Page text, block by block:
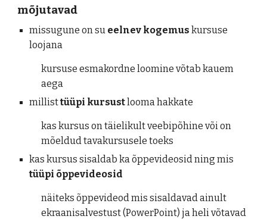
mõjutavad
missugune on su eelnev kogemus kursuse
loojana
kursuse esmakordne loomine võtab kauem
aega
millist tüüpi kursust looma hakkate
kas kursus on täielikult veebipõhine või on
mõeldud tavakursusele toeks
tüüpi õppevideosid
näiteks õppevideod mis sisaldavad ainult
ekraanisalvestust (PowerPoint) ja heli võtavad